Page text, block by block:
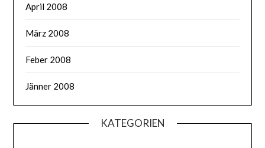
April 2008
März 2008
Feber 2008
Jänner 2008
KATEGORIEN